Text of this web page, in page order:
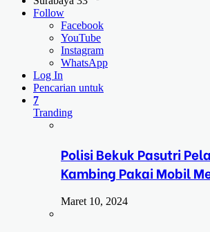
Follow
Facebook
YouTube
Instagram
WhatsApp
Log In
Pencarian untuk
7
Tranding
Polisi Bekuk Pasutri
Kambing Pakai Mobil
Maret 10, 2024